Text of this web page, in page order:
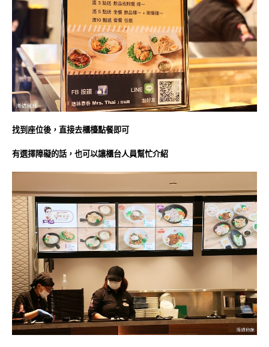
找到座位後，直接去櫃檯點餐即可
有選擇障礙的話，也可以讓櫃台人員幫忙介紹